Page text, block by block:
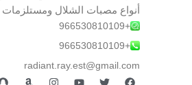
أنواع مصبات الشلال ومستلزمات
+966530810109
+966530810109
radiant.ray.est@gmail.com